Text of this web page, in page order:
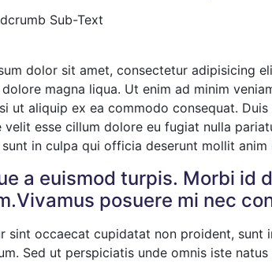
Sub-Text
dolor sit amet, consectetur adipisicing
magna liqua. Ut enim ad minim
ut aliquip ex ea commodo consequat.
velit esse cillum dolore eu fugiat nulla
in culpa qui officia deserunt mollit anim
a euismod turpis. Morbi id
posuere mi nec
sint occaecat cupidatat non proident,
Sed ut perspiciatis unde omnis iste